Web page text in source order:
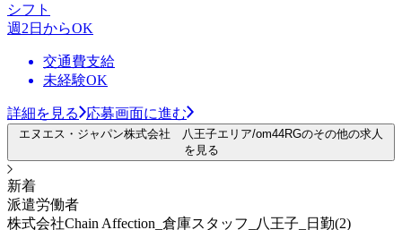
シフト
週2日からOK
交通費支給
未経験OK
詳細を見る 応募画面に進む
エヌエス・ジャパン株式会社 八王子エリア/om44RGのその他の求人
を見る
新着
派遣労働者
株式会社Chain Affection_倉庫スタッフ_八王子_日勤(2)